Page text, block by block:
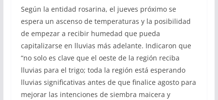
Según la entidad rosarina, el jueves próximo se
espera un ascenso de temperaturas y la posibilidad
de empezar a recibir humedad que pueda
capitalizarse en lluvias más adelante. Indicaron que
“no solo es clave que el oeste de la región reciba
lluvias para el trigo; toda la región está esperando
lluvias significativas antes de que finalice agosto para
mejorar las intenciones de siembra maicera y